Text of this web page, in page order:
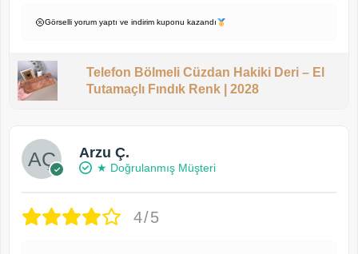
Görselli yorum yaptı ve indirim kuponu kazandı
Telefon Bölmeli Cüzdan Hakiki Deri – El
Tutamaçlı Fındık Renk | 2028
Arzu Ç.
★ Doğrulanmış Müşteri
4/5